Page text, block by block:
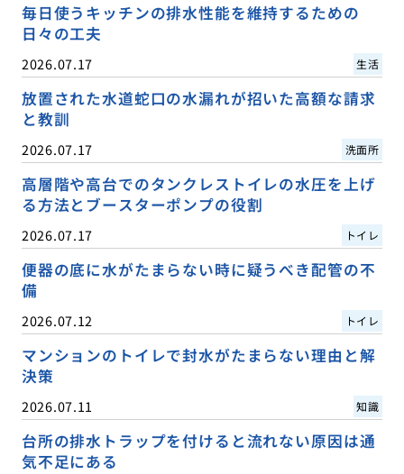
毎日使うキッチンの排水性能を維持するための
日々の工夫
2026.07.17 生活
放置された水道蛇口の水漏れが招いた高額な請求
と教訓
2026.07.17 洗面所
高層階や高台でのタンクレストイレの水圧を上げ
る方法とブースターポンプの役割
2026.07.17 トイレ
便器の底に水がたまらない時に疑うべき配管の不
備
2026.07.12 トイレ
マンションのトイレで封水がたまらない理由と解
決策
2026.07.11 知識
台所の排水トラップを付けると流れない原因は通
気不足にある